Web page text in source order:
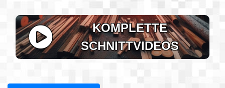
KOMPLETTE
SCHNITTVIDEOS